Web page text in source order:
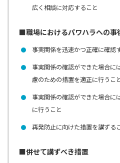
広く相談に対応すること
■職場におけるパワハラへの事
事実関係を迅速かつ正確に確認
事実関係の確認ができた場合に
慮のための措置を適正に行うこ
事実関係の確認ができた場合に
に行うこと
再発防止に向けた措置を講ずる
■併せて講ずべき措置